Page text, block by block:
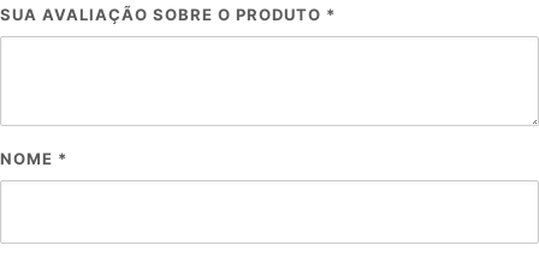
SUA AVALIAÇÃO SOBRE O PRODUTO *
NOME *